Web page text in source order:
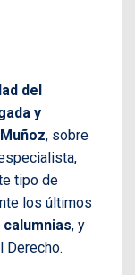
del
y
, sobre
tipo de
los últimos
calumnias, y
Derecho.